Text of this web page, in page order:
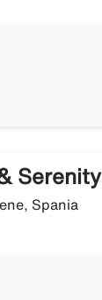
Serenity
Spania